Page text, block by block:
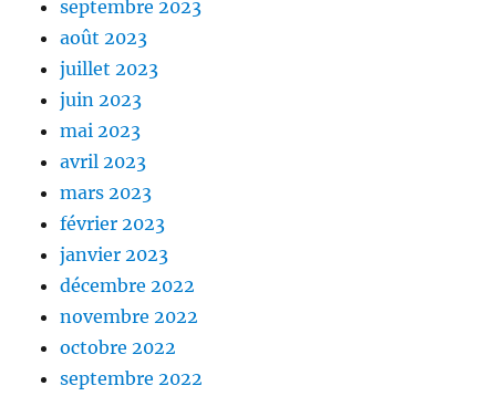
septembre 2023
août 2023
juillet 2023
juin 2023
mai 2023
avril 2023
mars 2023
février 2023
janvier 2023
décembre 2022
novembre 2022
octobre 2022
septembre 2022